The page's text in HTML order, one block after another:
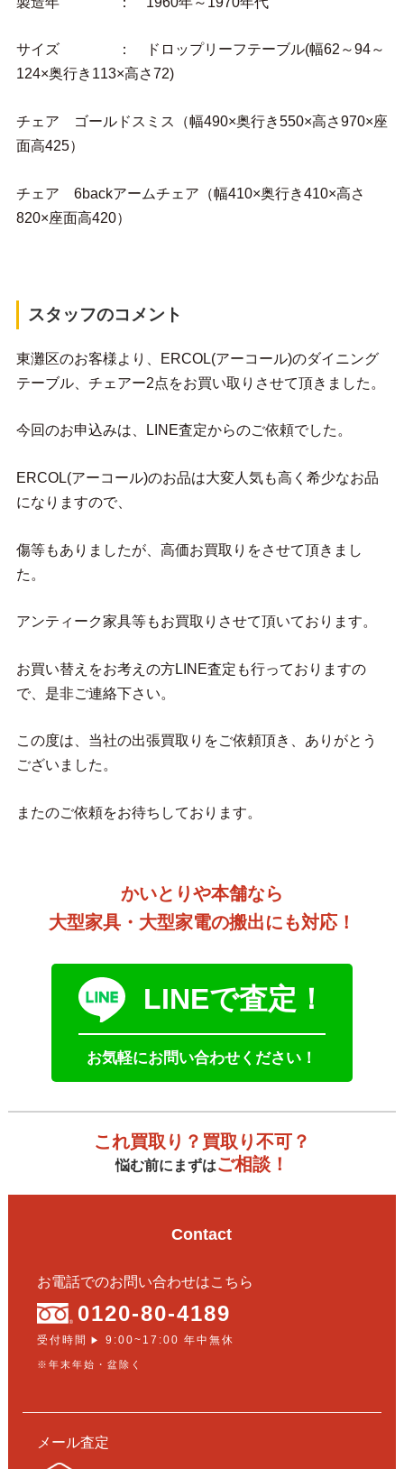
サイズ ： ドロップリーフテーブル(幅62～94～
124×奥行き113×高さ72)
チェア ゴールドスミス（幅490×奥行き550×高さ970×座
面高425）
チェア 6backアームチェア（幅410×奥行き410×高さ
820×座面高420）
スタッフのコメント
東灘区のお客様より、ERCOL(アーコール)のダイニング
テーブル、チェアー2点をお買い取りさせて頂きました。
今回のお申込みは、LINE査定からのご依頼でした。
ERCOL(アーコール)のお品は大変人気も高く希少なお品
になりますので、
傷等もありましたが、高価お買取りをさせて頂きまし
た。
アンティーク家具等もお買取りさせて頂いております。
お買い替えをお考えの方LINE査定も行っておりますの
で、是非ご連絡下さい。
この度は、当社の出張買取りをご依頼頂き、ありがとう
ございました。
またのご依頼をお待ちしております。
かいとりや本舗なら
大型家具・大型家電の搬出にも対応！
LINEで査定！
お気軽にお問い合わせください！
これ買取り？買取り不可？
悩む前にまずはご相談！
Contact
お電話でのお問い合わせはこちら
0120-80-4189
受付時間 ▶ 9:00~17:00 年中無休
※年末年始・盆除く
メール査定